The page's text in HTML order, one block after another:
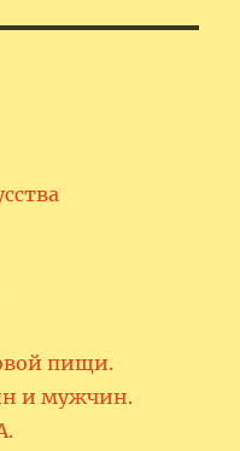
пищи.
и мужчин.